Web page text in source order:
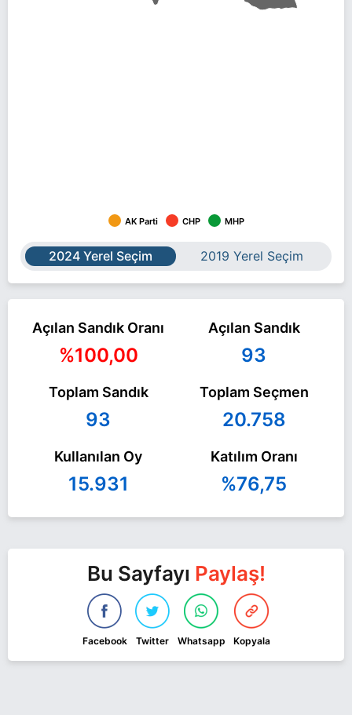
AK Parti CHP MHP
2024 Yerel Seçim 2019 Yerel Seçim
Açılan Sandık Oranı
%100,00
Açılan Sandık
93
Toplam Sandık
93
Toplam Seçmen
20.758
Kullanılan Oy
15.931
Katılım Oranı
%76,75
Bu Sayfayı Paylaş!
Facebook Twitter Whatsapp Kopyala